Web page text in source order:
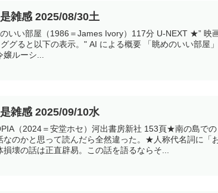
雑感 2025/08/30土
いい部屋（1986＝James Ivory）117分 U-NEXT ★” 映
グると以下の表示。" AI による概要 「眺めのいい部屋
ルーシ...
雑感 2025/09/10水
（2024＝安堂ホセ）河出書房新社 153頁★南の島で
なのかと思って読んだら全然違った。★人称代名詞に「
壊の話は正直辟易。この話を語るならそ...